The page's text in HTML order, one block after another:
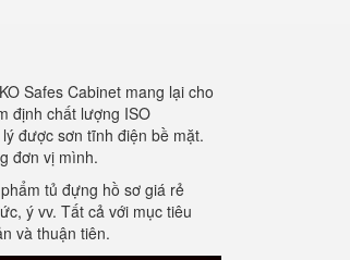
Safes Cabinet mang lại cho
định chất lượng ISO
được sơn tĩnh điện bề mặt.
đơn vị mình.
tủ đựng hồ sơ giá rẻ
ý vv. Tất cả với mục tiêu
và thuận tiên.